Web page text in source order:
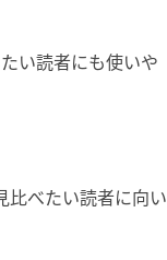
い読者にも使いや
比べたい読者に向い